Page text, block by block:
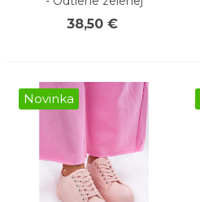
38,50 €
Novinka